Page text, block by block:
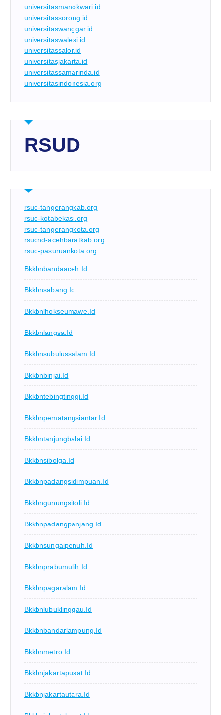
universitasmanokwari.id
universitassorong.id
universitaswanggar.id
universitaswalesi.id
universitassalor.id
universitasjakarta.id
universitassamarinda.id
universitasindonesia.org
RSUD
rsud-tangerangkab.org
rsud-kotabekasi.org
rsud-tangerangkota.org
rsucnd-acehbaratkab.org
rsud-pasuruankota.org
Bkkbnbandaaceh.id
Bkkbnsabang.id
Bkkbnlhokseumawe.id
Bkkbnlangsa.id
Bkkbnsubulussalam.id
Bkkbnbinjai.id
Bkkbntebingtinggi.id
Bkkbnpematangsiantar.id
Bkkbntanjungbalai.id
Bkkbnsibolga.id
Bkkbnpadangsidimpuan.id
Bkkbngunungsitoli.id
Bkkbnpadangpanjang.id
Bkkbnsungaipenuh.id
Bkkbnprabumulih.id
Bkkbnpagaralam.id
Bkkbnlubuklinggau.id
Bkkbnbandarlampung.id
Bkkbnmetro.id
Bkkbnjakartapusat.id
Bkkbnjakartautara.id